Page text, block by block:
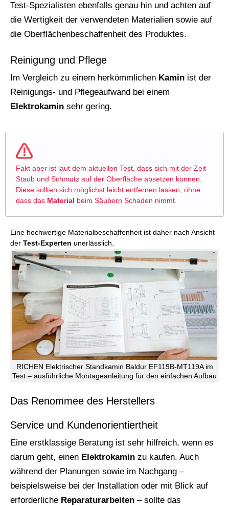
Test-Spezialisten ebenfalls genau hin und achten auf
die Wertigkeit der verwendeten Materialien sowie auf
die Oberflächenbeschaffenheit des Produktes.
Reinigung und Pflege
Im Vergleich zu einem herkömmlichen Kamin ist der
Reinigungs- und Pflegeaufwand bei einem
Elektrokamin sehr gering.
Fakt aber ist laut dem aktuellen Test, dass sich mit der Zeit
Staub und Schmutz auf der Oberfläche absetzen können.
Diese sollten sich möglichst leicht entfernen lassen, ohne
dass das Material beim Säubern Schaden nimmt.
Eine hochwertige Materialbeschaffenheit ist daher nach Ansicht
der Test-Experten unerlässlich.
RICHEN Elektrischer Standkamin Baldur EF119B-MT119A im
Test – ausführliche Montageanleitung für den einfachen Aufbau
Das Renommee des Herstellers
Service und Kundenorientiertheit
Eine erstklassige Beratung ist sehr hilfreich, wenn es
darum geht, einen Elektrokamin zu kaufen. Auch
während der Planungen sowie im Nachgang –
beispielsweise bei der Installation oder mit Blick auf
erforderliche Reparaturarbeiten – sollte das